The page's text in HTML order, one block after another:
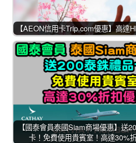
【AEON信用卡Trip.com優惠】高達
【國泰會員泰國Siam商場優惠】送
卡！免費使用貴賓室！高達30%